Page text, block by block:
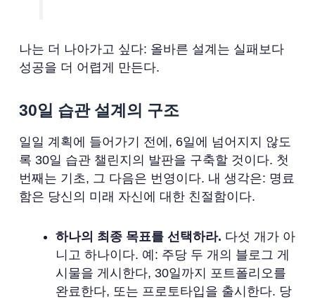
나는 더 나아가고 싶다: 올바른 설계는 실패보다
성공을 더 어렵게 만든다.
30일 습관 설계의 구조
일일 계획에 들어가기 전에, 6일에 넘어지지 않도
록 30일 습관 챌린지의 발판을 구축할 것이다. 첫
번째는 기초, 그 다음은 번영이다. 내 생각은: 명료
함은 당신의 미래 자신에 대한 친절함이다.
하나의 최종 목표를 선택하라. 다섯 개가 아
니고 하나이다. 예: 주당 두 개의 블로그 게
시물을 게시한다, 30일까지 포트폴리오를
완료한다, 또는 프로토타입을 출시한다. 당